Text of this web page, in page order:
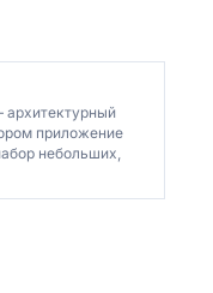
архитектурный
приложение
небольших,